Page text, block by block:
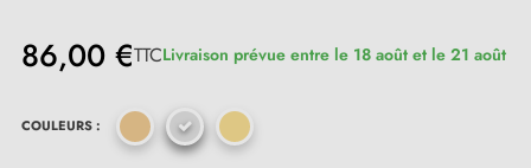
86,00 €TTCLivraison prévue entre le 18 août et le 21 août
COULEURS :